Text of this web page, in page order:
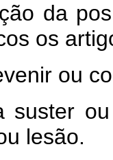
os
ou
ou
lesão.